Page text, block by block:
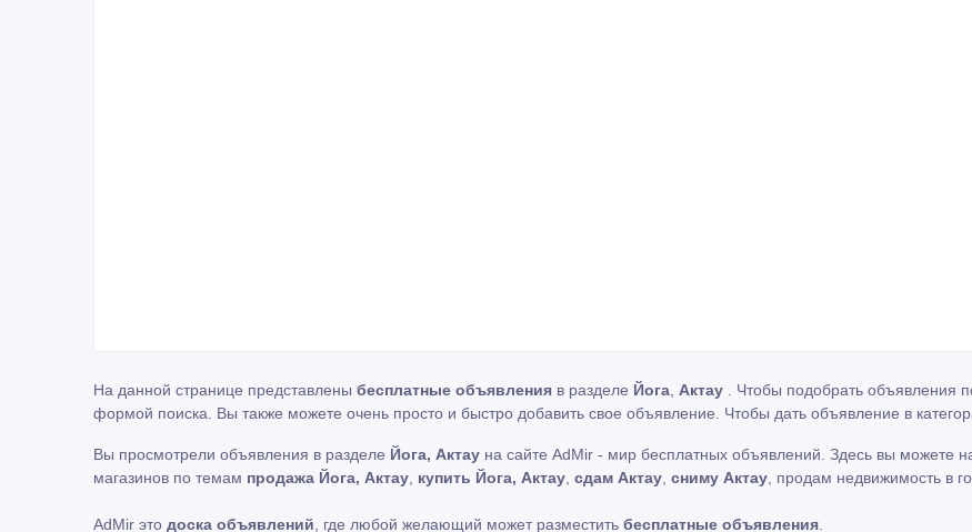
На данной странице представлены бесплатные объявления в разделе Йога, Актау . Чтобы подобрать объявления
формой поиска. Вы также можете очень просто и быстро добавить свое объявление. Чтобы дать объявление в
Вы просмотрели объявления в разделе Йога, Актау на сайте AdMir - мир бесплатных объявлений. Здесь вы можете
магазинов по темам продажа Йога, Актау, купить Йога, Актау, сдам Актау, сниму Актау, продам недвижимость в
AdMir это доска объявлений, где любой желающий может разместить бесплатные объявления.